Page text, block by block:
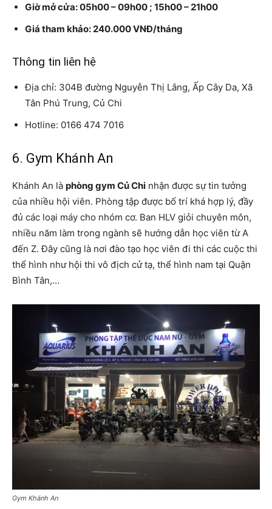
Giờ mở cửa: 05h00 – 09h00 ; 15h00 – 21h00
Giá tham khảo: 240.000 VNĐ/tháng
Thông tin liên hệ
Địa chỉ: 304B đường Nguyễn Thị Lắng, Ấp Cây Da, Xã
Tân Phú Trung, Củ Chi
Hotline: 0166 474 7016
6. Gym Khánh An
Khánh An là phòng gym Củ Chi nhận được sự tin tưởng
của nhiều hội viên. Phòng tập được bố trí khá hợp lý, đầy
đủ các loại máy cho nhóm cơ. Ban HLV giỏi chuyên môn,
nhiều năm làm trong ngành sẽ hướng dẫn học viên từ A
đến Z. Đây cũng là nơi đào tạo học viên đi thi các cuộc thi
thể hình như hội thi vô địch cử tạ, thể hình nam tại Quận
Bình Tân,…
Gym Khánh An